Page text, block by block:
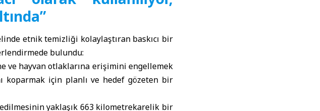
etnik temizliği kolaylaştıran baskıcı bir
bulundu:
ve hayvan otlaklarına erişimini engellemek
koparmak için planlı ve hedef gözeten bir
yaklaşık 663 kilometrekarelik bir